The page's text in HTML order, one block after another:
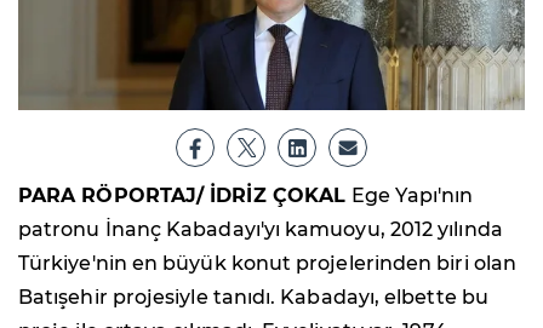
PARA RÖPORTAJ/ İDRİZ ÇOKAL Ege Yapı'nın
patronu İnanç Kabadayı'yı kamuoyu, 2012 yılında
Türkiye'nin en büyük konut projelerinden biri olan
Batışehir projesiyle tanıdı. Kabadayı, elbette bu